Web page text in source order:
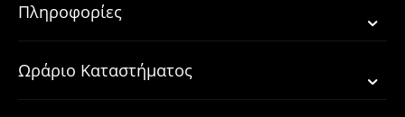
Πληροφορίες
Ωράριο Καταστήματος